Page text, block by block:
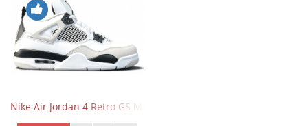
Nike Air Jordan 4 Retro GS Military Black